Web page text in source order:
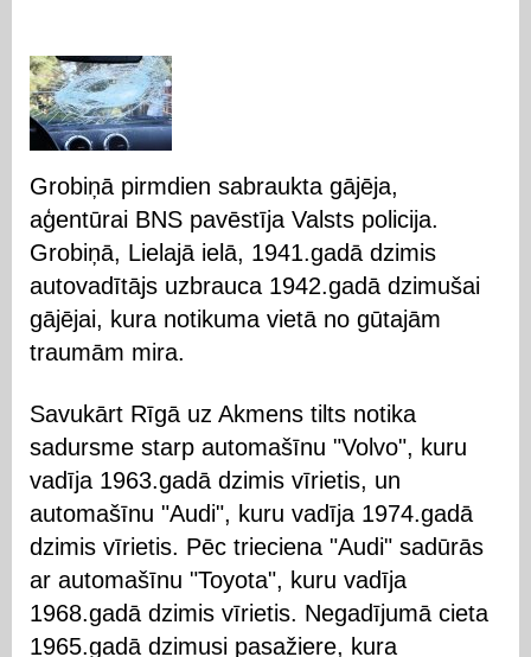
Grobiņā pirmdien sabraukta gājēja,
aģentūrai BNS pavēstīja Valsts policija.
Grobiņā, Lielajā ielā, 1941.gadā dzimis
autovadītājs uzbrauca 1942.gadā dzimušai
gājējai, kura notikuma vietā no gūtajām
traumām mira.
Savukārt Rīgā uz Akmens tilts notika
sadursme starp automašīnu "Volvo", kuru
vadīja 1963.gadā dzimis vīrietis, un
automašīnu "Audi", kuru vadīja 1974.gadā
dzimis vīrietis. Pēc trieciena "Audi" sadūrās
ar automašīnu "Toyota", kuru vadīja
1968.gadā dzimis vīrietis. Negadījumā cieta
1965.gadā dzimusi pasažiere, kura